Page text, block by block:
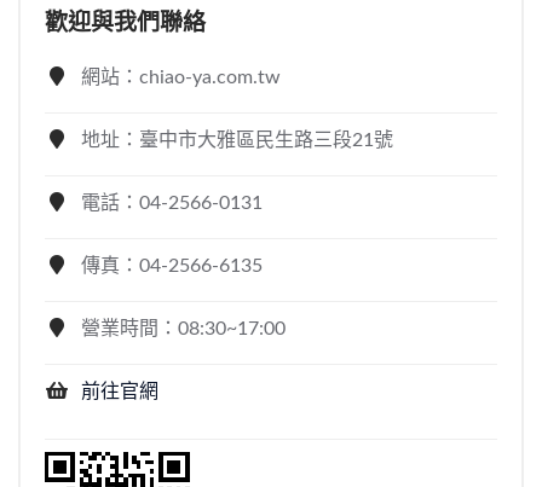
歡迎與我們聯絡
網站：chiao-ya.com.tw
地址：臺中市大雅區民生路三段21號
電話：04-2566-0131
傳真：04-2566-6135
營業時間：08:30~17:00
前往官網